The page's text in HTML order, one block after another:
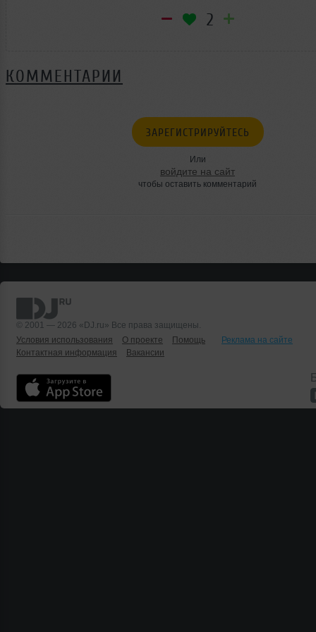
2
КОММЕНТАРИИ
ЗАРЕГИСТРИРУЙТЕСЬ
Или
войдите на сайт
чтобы оставить комментарий
© 2001 — 2026 «DJ.ru» Все права защищены.
Условия использования
О проекте Помощь
Реклама на сайте
Контактная информация
Вакансии